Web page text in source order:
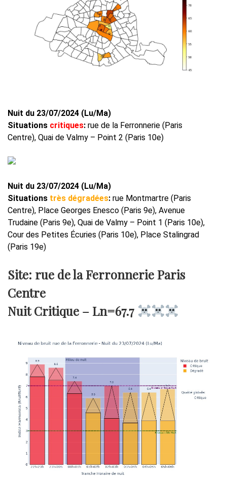
Nuit du 23/07/2024 (Lu/Ma)
Situations critiques: rue de la Ferronnerie (Paris
Centre), Quai de Valmy – Point 2 (Paris 10e)
Nuit du 23/07/2024 (Lu/Ma)
Situations très dégradées: rue Montmartre (Paris
Centre), Place Georges Enesco (Paris 9e), Avenue
Trudaine (Paris 9e), Quai de Valmy – Point 1 (Paris 10e),
Cour des Petites Écuries (Paris 10e), Place Stalingrad
(Paris 19e)
Site: rue de la Ferronnerie Paris
Centre
Nuit Critique – Ln=67.7